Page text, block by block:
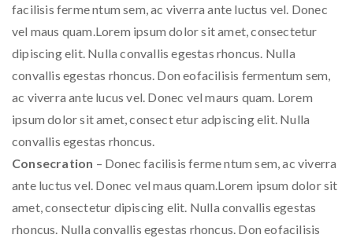
facilisis ferme ntum sem, ac viverra ante luctus vel. Donec
vel maus quam.Lorem ipsum dolor sit amet, consectetur
dipiscing elit. Nulla convallis egestas rhoncus. Nulla
convallis egestas rhoncus. Don eofacilisis fermentum sem,
ac viverra ante lucus vel. Donec vel maurs quam. Lorem
ipsum dolor sit amet, consect etur adpiscing elit. Nulla
convallis egestas rhoncus.
Consecration – Donec facilisis ferme ntum sem, ac viverra
ante luctus vel. Donec vel maus quam.Lorem ipsum dolor sit
amet, consectetur dipiscing elit. Nulla convallis egestas
rhoncus. Nulla convallis egestas rhoncus. Don eofacilisis